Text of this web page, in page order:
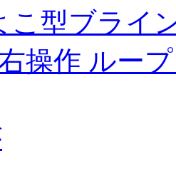
こ型ブライ
操作 ルー